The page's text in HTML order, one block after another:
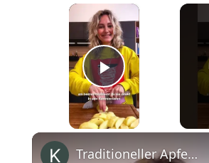
×
Play Video
Traditioneller Apfelkuchen mit Streuseln #shorts